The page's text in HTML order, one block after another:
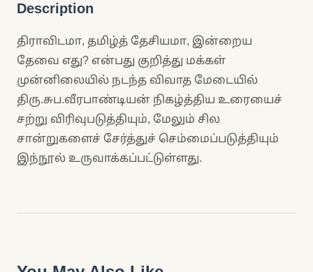
Description
திராவிடமா, தமிழ்த் தேசியமா, இன்றைய
தேவை எது? என்பது குறித்து மக்கள்
முன்னிலையில் நடந்த விவாத மேடையில்
திரு.சுப.வீரபாண்டியன் நிகழ்த்திய உரையைச்
சற்று விரிவுபடுத்தியும், மேலும் சில
சான்றுகளைச் சேர்த்துச் செம்மைப்படுத்தியும்
இந்நூல் உருவாக்கப்பட்டுள்ளது.